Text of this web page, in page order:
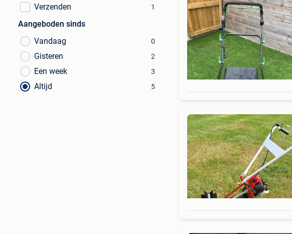
Verzenden 1
Aangeboden sinds
Vandaag
0
Gisteren 2
Een week 3
Altijd 5